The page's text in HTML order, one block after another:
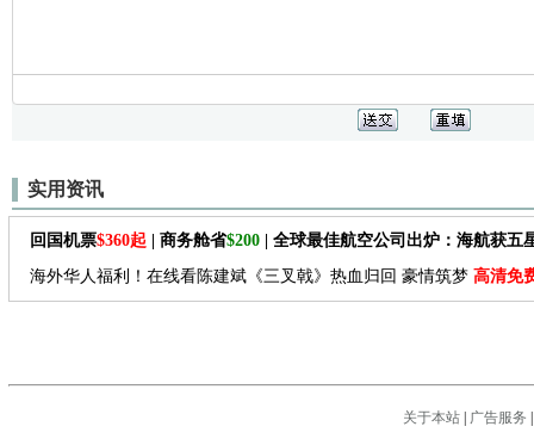
实用资讯
回国机票$360起 | 商务舱省$200 | 全球最佳航空公司出炉：海航获五
海外华人福利！在线看陈建斌《三叉戟》热血归回 豪情筑梦 高清免
关于本站| 广告服务